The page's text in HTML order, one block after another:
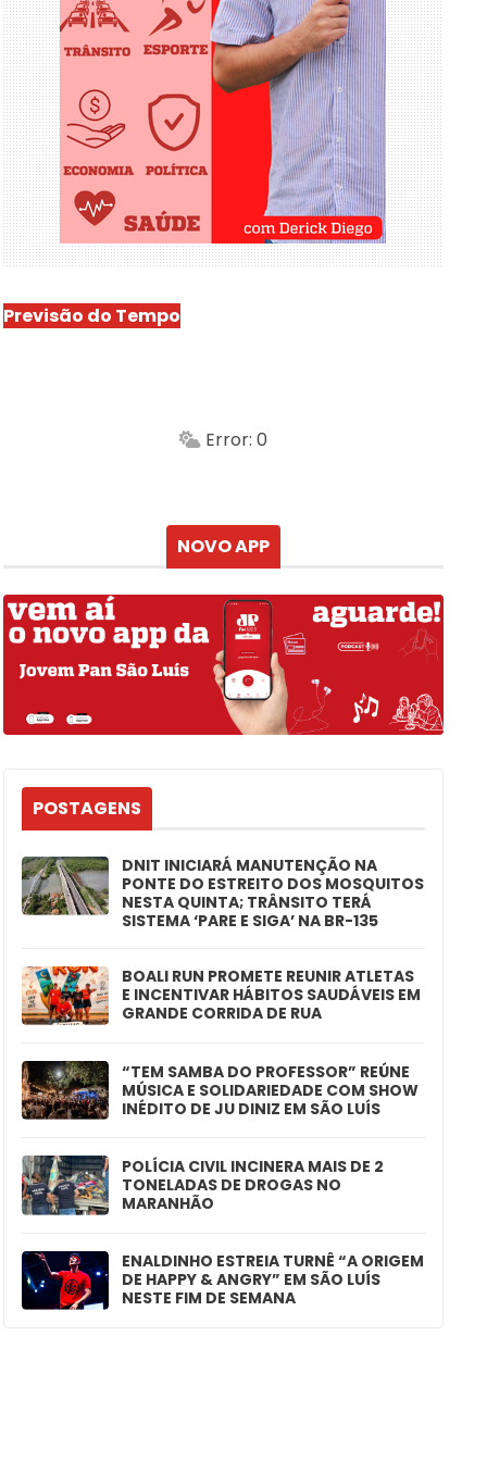
Previsão do Tempo
Min.
Error: 0
NOVO APP
POSTAGENS
DNIT INICIARÁ MANUTENÇÃO NA
PONTE DO ESTREITO DOS MOSQUITOS
NESTA QUINTA; TRÂNSITO TERÁ
SISTEMA ‘PARE E SIGA’ NA BR-135
BOALI RUN PROMETE REUNIR ATLETAS
E INCENTIVAR HÁBITOS SAUDÁVEIS EM
GRANDE CORRIDA DE RUA
“TEM SAMBA DO PROFESSOR” REÚNE
MÚSICA E SOLIDARIEDADE COM SHOW
INÉDITO DE JU DINIZ EM SÃO LUÍS
POLÍCIA CIVIL INCINERA MAIS DE 2
TONELADAS DE DROGAS NO
MARANHÃO
ENALDINHO ESTREIA TURNÊ “A ORIGEM
DE HAPPY & ANGRY” EM SÃO LUÍS
NESTE FIM DE SEMANA